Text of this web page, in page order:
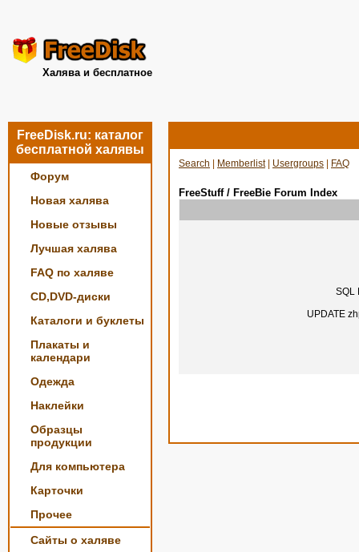
Халява и бесплатное
FreeDisk.ru: каталог
бесплатной халявы
Форум
Новая халява
Новые отзывы
Лучшая халява
FAQ по халяве
CD,DVD-диски
Каталоги и буклеты
Плакаты и
календари
Одежда
Наклейки
Образцы
продукции
Для компьютера
Карточки
Прочее
Сайты о халяве
Search Memberlist| Usergroups FAQ
FreeStuff / FreeBie Forum Index
SQL
UPDATE